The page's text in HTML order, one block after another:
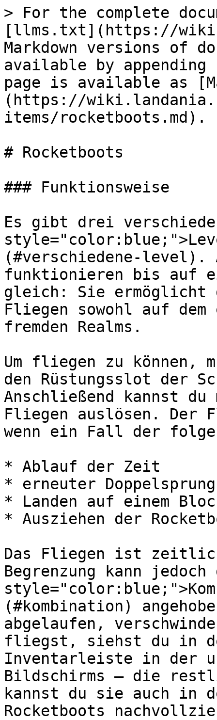
> For the complete
[llms.txt](https://
Markdown versions of
available by
page is available as
(https://
items/rocketboots.md).
# Rocketboots
### Funktionsweise
Es gibt drei
(#verschiedene-
funktionieren bis auf
gleich: Sie ermöglicht
Fliegen sowohl auf
fremden Realms.
Um fliegen zu können,
den Rüstungsslot der
Anschließend kannst du
Fliegen auslösen. Der
wenn ein Fall der
* Ablauf der Zeit
* erneuter
* Landen auf einem
* Ausziehen der
Das Fliegen ist
Begrenzung kann
(#kombination)
abgelaufen,
fliegst, siehst du in
Inventarleiste in der
Bildschirms – die
kannst du sie auch in
Rocketboots